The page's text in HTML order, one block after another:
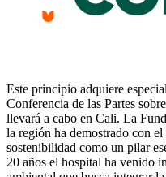
Este principio adquiere
Conferencia de las Partes
llevará a cabo en Cali. La
la región ha demostrado con
sostenibilidad como un pilar
20 años el hospital ha venido